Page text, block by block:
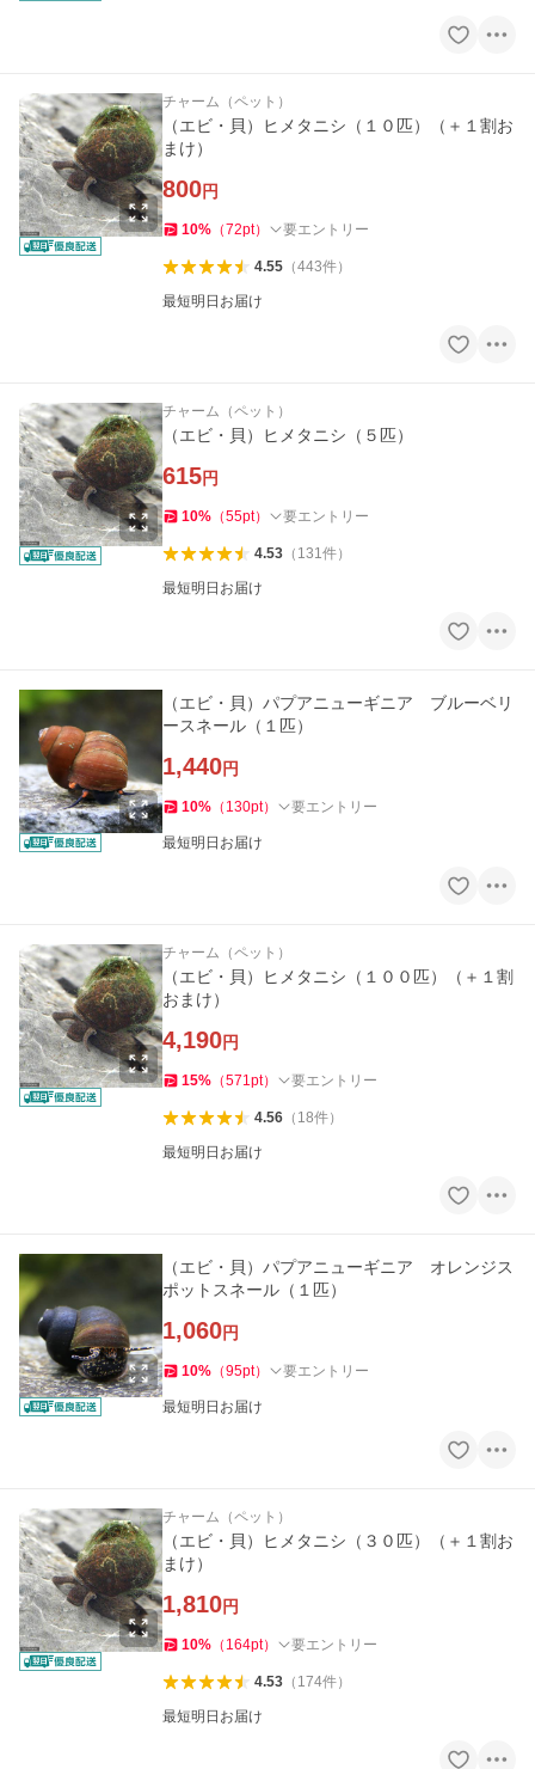
チャーム（ペット）
（エビ・貝）ヒメタニシ（１０匹）（＋１割お
まけ）
800円
10% （72pt） 要エントリー
4.55（443件）
最短明日お届け
チャーム（ペット）
（エビ・貝）ヒメタニシ（５匹）
615円
10% （55pt） 要エントリー
4.53（ 131件）
最短明日お届け
（エビ・貝）パプアニューギニア ブルーベリ
ースネール（１匹）
1,440円
10% （ 130pt） 要エントリー
最短明日お届け
チャーム（ペット）
（エビ・貝）ヒメタニシ（１００匹）（＋１割
おまけ）
4,190円
15% （571pt） 要エントリー
4.56（ 18件）
最短明日お届け
（エビ・貝）パプアニューギニア オレンジス
ポットスネール（１匹）
1,060円
10% （95pt） 要エントリー
最短明日お届け
チャーム（ペット）
（エビ・貝）ヒメタニシ（３０匹）（＋１割お
まけ）
1,810円
10% （ 164pt） 要エントリー
4.53（ 174件）
最短明日お届け